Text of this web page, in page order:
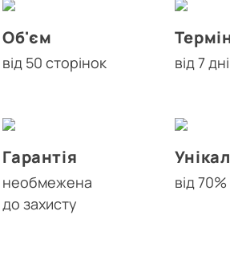
Об'єм
від 50 сторінок
Гарантія
необмежена
до захисту
від 7
від 70%